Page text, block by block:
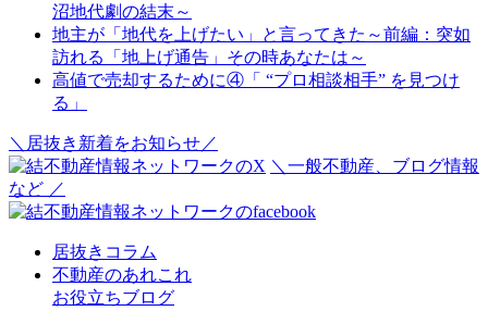
沼地代劇の結末～
地主が「地代を上げたい」と言ってきた～前編：突如
訪れる「地上げ通告」その時あなたは～
高値で売却するために④「 “プロ相談相手” を見つけ
る」
＼居抜き新着をお知らせ／
＼一般不動産、ブログ情報
など ／
居抜きコラム
不動産のあれこれ
お役立ちブログ